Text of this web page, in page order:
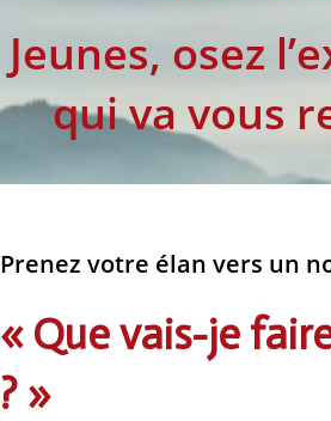
Jeunes, osez
qui va vous
Prenez votre élan vers un
« Que vais-je
? »